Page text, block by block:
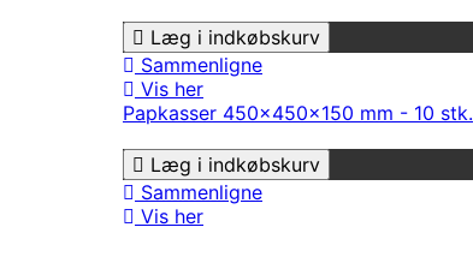
Læg i indkøbskurv
Sammenligne
Vis her
Papkasser 450x450x150 mm - 10 stk.
Læg i indkøbskurv
Sammenligne
Vis her